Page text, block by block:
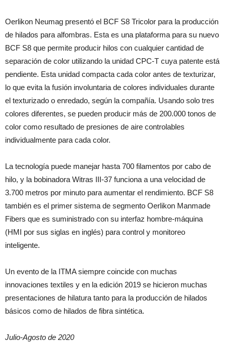
Oerlikon Neumag presentó el BCF S8 Tricolor para la producción
de hilados para alfombras. Esta es una plataforma para su nuevo
BCF S8 que permite producir hilos con cualquier cantidad de
separación de color utilizando la unidad CPC-T cuya patente está
pendiente. Esta unidad compacta cada color antes de texturizar,
lo que evita la fusión involuntaria de colores individuales durante
el texturizado o enredado, según la compañía. Usando solo tres
colores diferentes, se pueden producir más de 200.000 tonos de
color como resultado de presiones de aire controlables
individualmente para cada color.
La tecnología puede manejar hasta 700 filamentos por cabo de
hilo, y la bobinadora Witras III-37 funciona a una velocidad de
3.700 metros por minuto para aumentar el rendimiento. BCF S8
también es el primer sistema de segmento Oerlikon Manmade
Fibers que es suministrado con su interfaz hombre-máquina
(HMI por sus siglas en inglés) para control y monitoreo
inteligente.
Un evento de la ITMA siempre coincide con muchas
innovaciones textiles y en la edición 2019 se hicieron muchas
presentaciones de hilatura tanto para la producción de hilados
básicos como de hilados de fibra sintética.
Julio-Agosto de 2020